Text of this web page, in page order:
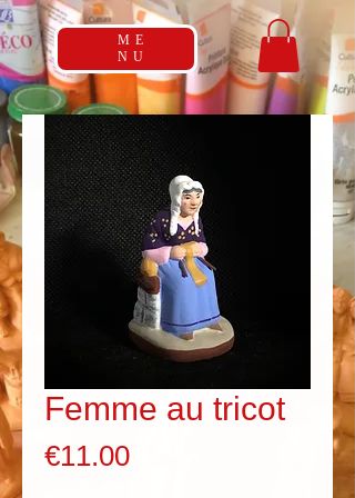
ME
NU
Femme au tricot
€11.00Price